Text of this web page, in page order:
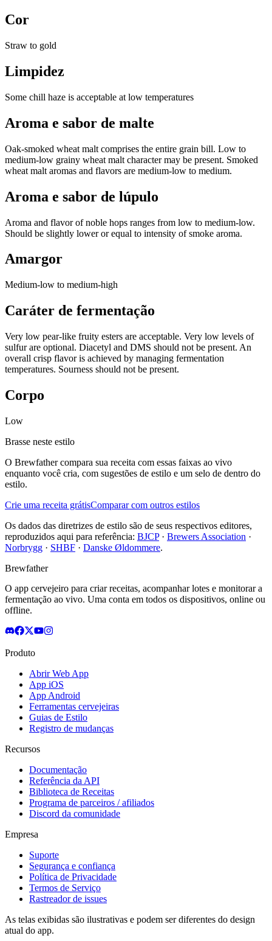
Cor
Straw to gold
Limpidez
Some chill haze is acceptable at low temperatures
Aroma e sabor de malte
Oak-smoked wheat malt comprises the entire grain bill. Low to
medium-low grainy wheat malt character may be present. Smoked
wheat malt aromas and flavors are medium-low to medium.
Aroma e sabor de lúpulo
Aroma and flavor of noble hops ranges from low to medium-low.
Should be slightly lower or equal to intensity of smoke aroma.
Amargor
Medium-low to medium-high
Caráter de fermentação
Very low pear-like fruity esters are acceptable. Very low levels of
sulfur are optional. Diacetyl and DMS should not be present. An
overall crisp flavor is achieved by managing fermentation
temperatures. Sourness should not be present.
Corpo
Low
Brasse neste estilo
O Brewfather compara sua receita com essas faixas ao vivo
enquanto você cria, com sugestões de estilo e um selo de dentro do
estilo.
Crie uma receita grátisComparar com outros estilos
Os dados das diretrizes de estilo são de seus respectivos editores,
reproduzidos aqui para referência: BJCP· Brewers Association ·
Norbrygg · SHBF · Danske Øldommere.
Brewfather
O app cervejeiro para criar receitas, acompanhar lotes e monitorar a
fermentação ao vivo. Uma conta em todos os dispositivos, online ou
offline.
Produto
Abrir Web App
App iOS
App Android
Ferramentas cervejeiras
Guias de Estilo
Registro de mudanças
Recursos
Documentação
Referência da API
Biblioteca de Receitas
Programa de parceiros / afiliados
Discord da comunidade
Empresa
Suporte
Segurança e confiança
Política de Privacidade
Termos de Serviço
Rastreador de issues
As telas exibidas são ilustrativas e podem ser diferentes do design
atual do app.